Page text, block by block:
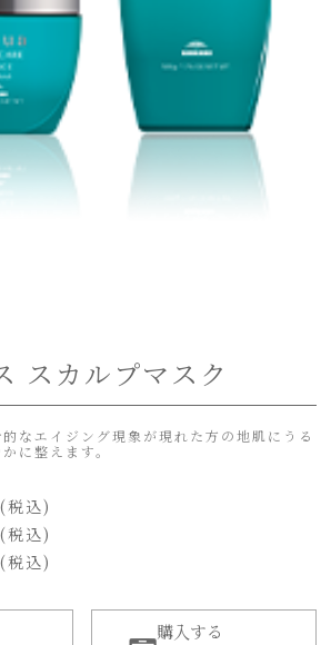
スカルプマスク
なエイジング現象が現れた方の地肌にうる
に整えます。
(税込)
(税込)
(税込)
購入する